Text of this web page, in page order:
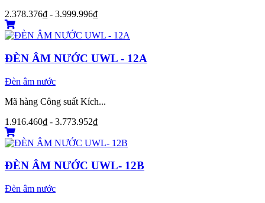
2.378.376₫ - 3.999.996₫
ĐÈN ÂM NƯỚC UWL - 12A
Đèn âm nước
Mã hàng Công suất Kích...
1.916.460₫ - 3.773.952₫
ĐÈN ÂM NƯỚC UWL- 12B
Đèn âm nước